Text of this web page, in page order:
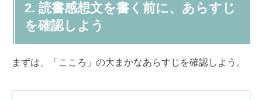
2. 読書感想文を書く前に、あらすじ
を確認しよう
まずは、「こころ」の大まかなあらすじを確認しよう。